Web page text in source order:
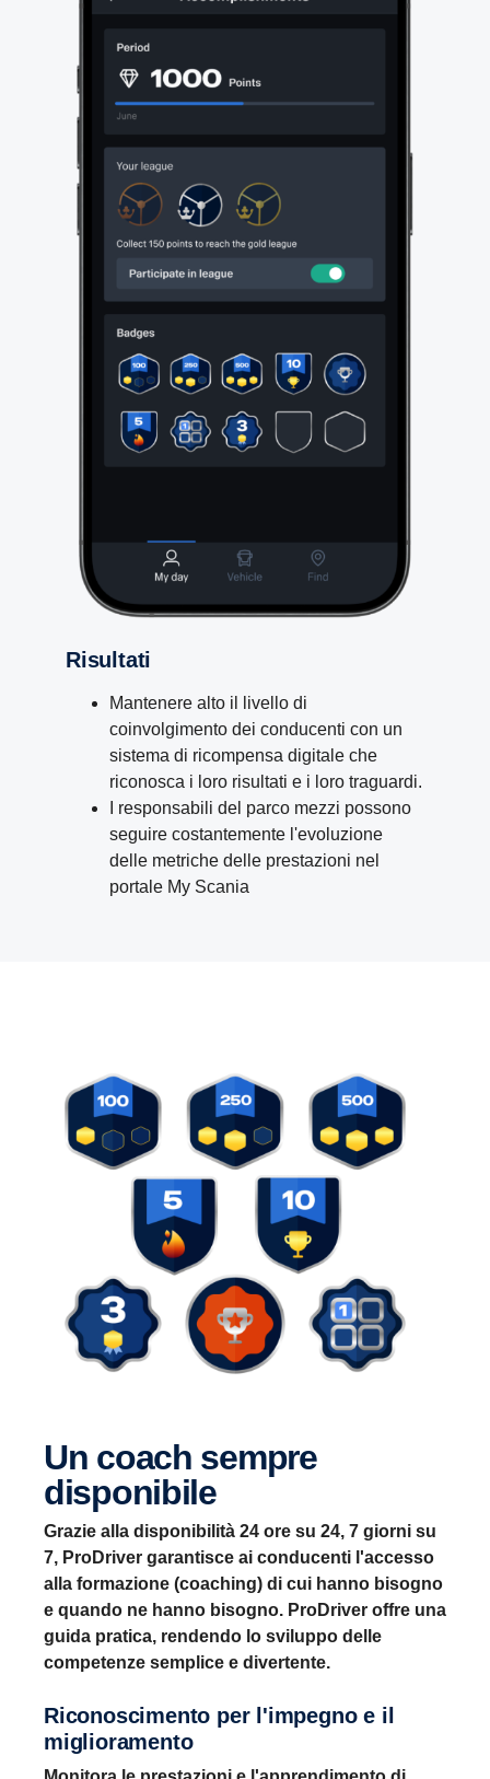
Risultati
Mantenere alto il livello di
coinvolgimento dei conducenti con un
sistema di ricompensa digitale che
riconosca i loro risultati e i loro traguardi.
I responsabili del parco mezzi possono
seguire costantemente l'evoluzione
delle metriche delle prestazioni nel
portale My Scania
Un coach sempre
disponibile
Grazie alla disponibilità 24 ore su 24, 7 giorni su
7, ProDriver garantisce ai conducenti l'accesso
alla formazione (coaching) di cui hanno bisogno
e quando ne hanno bisogno. ProDriver offre una
guida pratica, rendendo lo sviluppo delle
competenze semplice e divertente.
Riconoscimento per l'impegno e il
miglioramento